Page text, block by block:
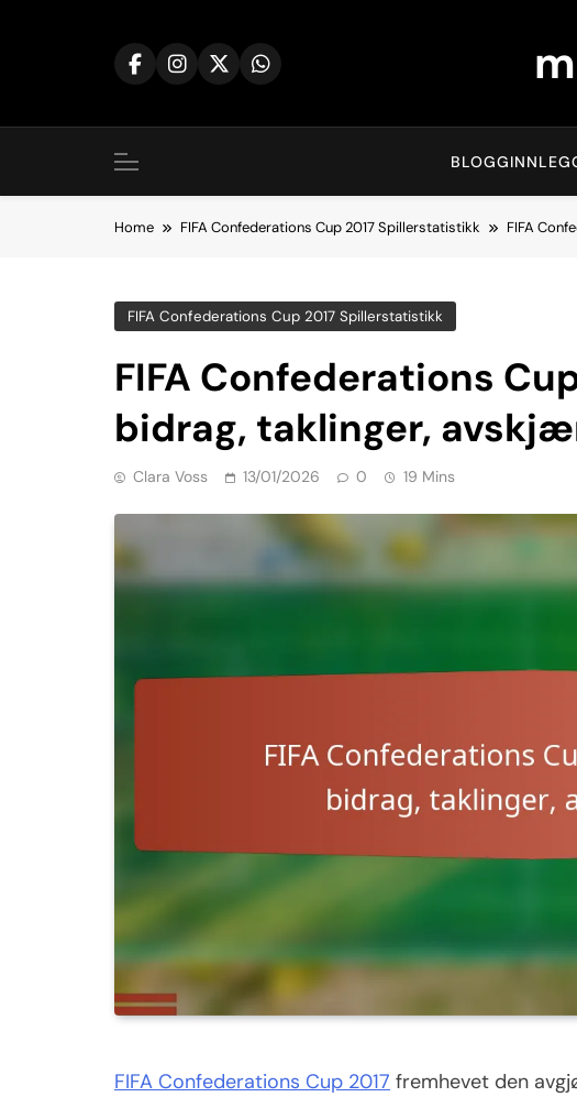
Home FIFA Confederations Cup 2017 Spillerstatistikk FIFA
FIFA Confederations Cup 2017 Spillerstatistikk
FIFA Confederations
bidrag, taklinger,
Clara Voss 13/01/2026 0 19 Mins
FIFA Confederations Cup 2017 fremhevet den